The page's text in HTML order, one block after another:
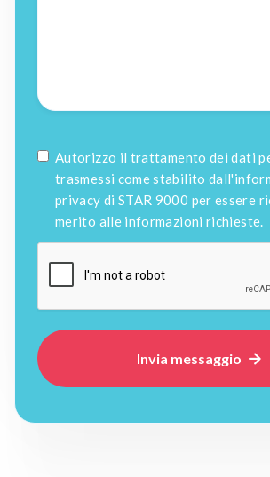
Autorizzo il trattamento dei dati
trasmessi come stabilito
privacy di STAR 9000 per essere
merito alle informazioni richieste.
